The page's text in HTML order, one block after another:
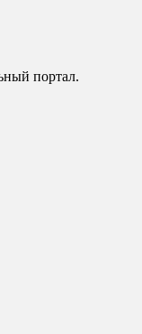
портал.